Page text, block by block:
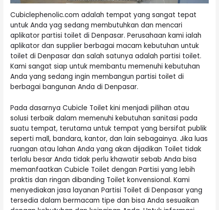
Cubiclephenolic.com adalah tempat yang sangat tepat
untuk Anda yag sedang membutuhkan dan mencari
aplikator partisi toilet di Denpasar. Perusahaan kami ialah
aplikator dan supplier berbagai macam kebutuhan untuk
toilet di Denpasar dan salah satunya adalah partisi toilet.
Kami sangat siap untuk membantu memenuhi kebutuhan
Anda yang sedang ingin membangun partisi toilet di
berbagai bangunan Anda di Denpasar.
Pada dasarnya Cubicle Toilet kini menjadi pilihan atau
solusi terbaik dalam memenuhi kebutuhan sanitasi pada
suatu tempat, terutama untuk tempat yang bersifat publik
seperti mall, bandara, kantor, dan lain sebagainya. Jika luas
ruangan atau lahan Anda yang akan dijadikan Toilet tidak
terlalu besar Anda tidak perlu khawatir sebab Anda bisa
memanfaatkan Cubicle Toilet dengan Partisi yang lebih
praktis dan ringan dibanding Toilet konvensional. Kami
menyediakan jasa layanan Partisi Toilet di Denpasar yang
tersedia dalam bermacam tipe dan bisa Anda sesuaikan